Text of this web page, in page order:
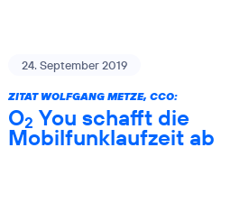
24. September 2019
ZITAT WOLFGANG METZE, CCO:
O2 You schafft die
Mobilfunklaufzeit ab